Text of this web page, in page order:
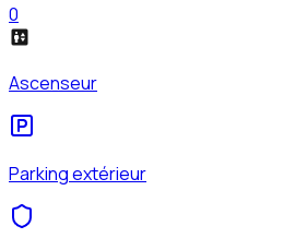
0
Ascenseur
Parking extérieur